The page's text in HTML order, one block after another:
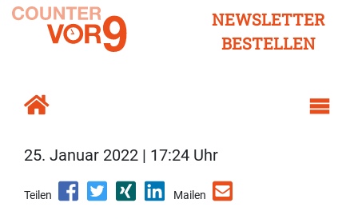
NEWSLETTER
BESTELLEN
25. Januar 2022 | 17:24 Uhr
Teilen Mailen